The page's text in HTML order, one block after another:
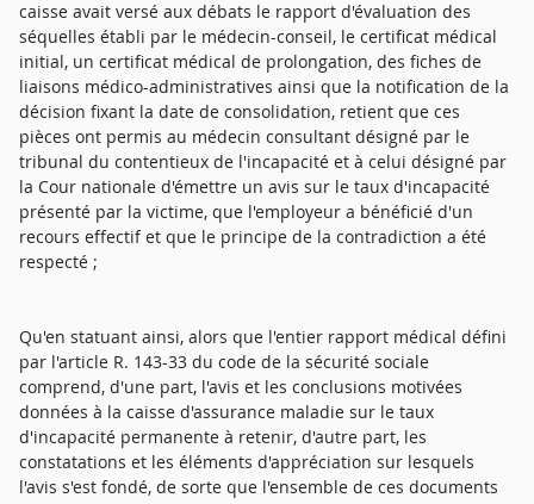
caisse avait versé aux débats le rapport d'évaluation des
séquelles établi par le médecin-conseil, le certificat médical
initial, un certificat médical de prolongation, des fiches de
liaisons médico-administratives ainsi que la notification de la
décision fixant la date de consolidation, retient que ces
pièces ont permis au médecin consultant désigné par le
tribunal du contentieux de l'incapacité et à celui désigné par
la Cour nationale d'émettre un avis sur le taux d'incapacité
présenté par la victime, que l'employeur a bénéficié d'un
recours effectif et que le principe de la contradiction a été
respecté ;
Qu'en statuant ainsi, alors que l'entier rapport médical défini
par l'article R. 143-33 du code de la sécurité sociale
comprend, d'une part, l'avis et les conclusions motivées
données à la caisse d'assurance maladie sur le taux
d'incapacité permanente à retenir, d'autre part, les
constatations et les éléments d'appréciation sur lesquels
l'avis s'est fondé, de sorte que l'ensemble de ces documents